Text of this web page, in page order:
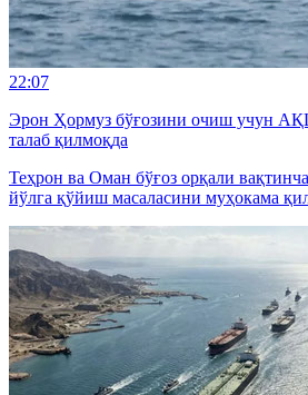
22:07
Эрон Ҳормуз бўғозини очиш учун
талаб қилмоқда
Теҳрон ва Оман бўғоз орқали
йўлга қўйиш масаласини муҳокама